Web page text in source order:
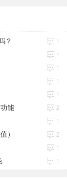
？ 1
1
1
1
1
能 2
1
） 2
1
1